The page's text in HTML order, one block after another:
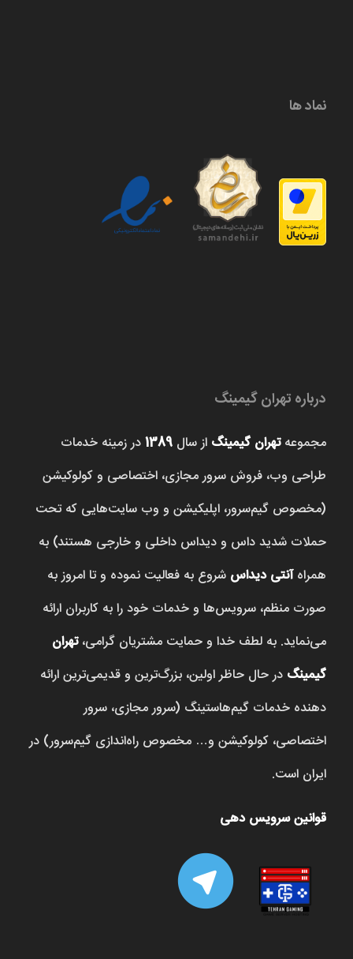
نماد ها
درباره تهران گیمینگ
مجموعهتهران گیمینگ از سال 1389در زمینه خدمات
طراحی وب، فروش‌ سرور مجازی، اختصاصی و کولوکیشن
(مخصوص گیم‌سرور، اپلیکیشن و وب سایت‌هایی که تحت
حملات شدید داس و دیداس داخلی و خارجی هستند) به
همراهآنتی دیداس شروع به فعالیت نموده و تا امروز به
صورت منظم، سرویس‌ها و خدمات خود را به کاربران ارائه
می‌نماید. به لطف خدا و حمایت مشتریان گرامی،تهران
گیمینگ در حال حاظر اولین، بزرگ‌ترین و قدیمی‌ترین ارائه
دهنده خدمات گیم‌هاستینگ (سرور مجازی، سرور
اختصاصی، کولوکیشن و… مخصوص راه‌اندازی گیم‌سرور) در
ایران است.
قوانین سرویس دهی